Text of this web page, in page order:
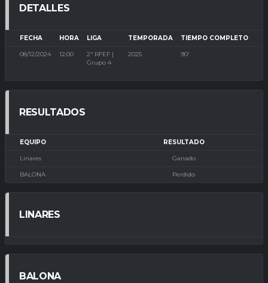
DETALLES
FECHA HORA LIGA TEMPORADA TIEMPO COMPLETO
08/12/2024 12:00
2ª RFEF |
Grupo 4
2025 90'
RESULTADOS
EQUIPO RESULTADO
Linares Ganado
BALONA Perdido
LINARES
BALONA